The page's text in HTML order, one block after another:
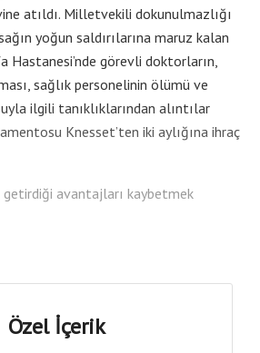
atıldı. Milletvekili dokunulmazlığı
yoğun saldırılarına maruz kalan
Hastanesi’nde görevli doktorların,
sağlık personelinin ölümü ve
ilgili tanıklıklarından alıntılar
Knesset’ten iki aylığına ihraç
getirdiği avantajları kaybetmek
Özel İçerik